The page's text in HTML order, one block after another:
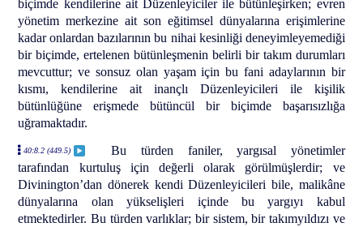
biçimde kendilerine ait Düzenleyiciler ile bütünleşirken; evren
yönetim merkezine ait son eğitimsel dünyalarına erişimlerine
kadar onlardan bazılarının bu nihai kesinliği deneyimleyemediği
bir biçimde, ertelenen bütünleşmenin belirli bir takım durumları
mevcuttur; ve sonsuz olan yaşam için bu fani adaylarının bir
kısmı, kendilerine ait inançlı Düzenleyicileri ile kişilik
bütünlüğüne erişmede bütüncül bir biçimde başarısızlığa
uğramaktadır.
40:8.2 (449.5)
Bu türden faniler, yargısal yönetimler
tarafından kurtuluş için değerli olarak görülmüşlerdir; ve
Divinington’dan dönerek kendi Düzenleyicileri bile, malikâne
dünyalarına olan yükselişleri içinde bu yargıyı kabul
etmektedirler. Bu türden varlıklar; bir sistem, bir takımyıldızı ve